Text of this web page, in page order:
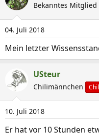
Bekanntes Mitglied
04. Juli 2018
Mein letzter
USteur
Chilimännchen
10. Juli 2018
Er hat vor 10 Stunden